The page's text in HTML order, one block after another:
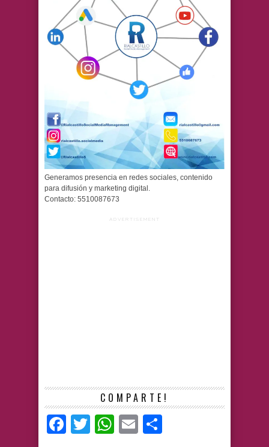
Generamos presencia en redes sociales, contenido
para difusión y marketing digital.
Contacto: 5510087673
ADVERTISEMENT
COMPARTE!
Facebook
TwitterWhatsApp
Email